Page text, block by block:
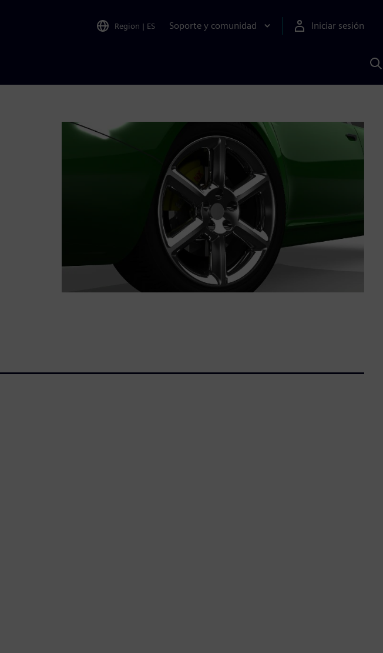
Region | ES Soporte y comunidad Iniciar sesión